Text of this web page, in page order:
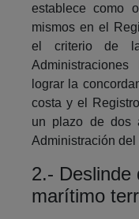
establece como
mismos en el
el criterio de
lograr la
costa y el
un plazo de dos
Administración del
2.- Deslinde
marítimo